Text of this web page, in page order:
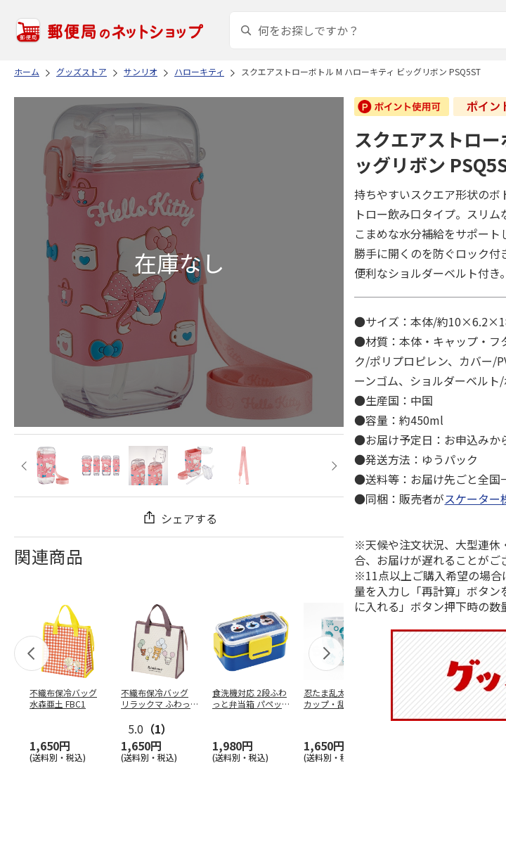
ホーム グッズストア サンリオ ハローキティ スクエアストローボトル M ハローキティ ビッグリボン PSQ5ST
シェアする
関連商品
不織布保冷バッグ
水森亜土 FBC1
1,650円
(送料別・税込)
不織布保冷バッグ
リラックマ ふわっ
5.0 （1）
1,650円
(送料別・税込)
食洗機対応 2段ふわ
っと弁当箱 パペッ
1,980円
(送料別・税込)
忍たま乱太郎 マグ
カップ・乱太郎・き
1,650円
(送料別・税込)
抗菌食洗機対応 ふ
わっと弁当箱 530ml
水森亜土 PF …
陶器
カ
リン
スクエアストロ
ッグリボン
持ちやすいスクエア形状の
トロー飲み口タイプ。スリム
こまめな水分補給をサポート
勝手に開くのを防ぐロック付
便利なショルダーベルト付き
●サイズ：本体/約
●材質：本体・キャップ・フ
ク/ポリプロピレン、カバー/
ーンゴム、ショルダーベルト
●生産国：中国
●容量：約450ml
●お届け予定日：お申込みか
●発送方法：ゆうパック
●送料等：お届け先ごと全国
●同梱：販売者がスケーター
※天候や注文状況、大型連休
合、お届けが遅れることがご
※11点以上ご購入希望の場
量を入力し「再計算」ボタ
に入れる」ボタン押下時の数